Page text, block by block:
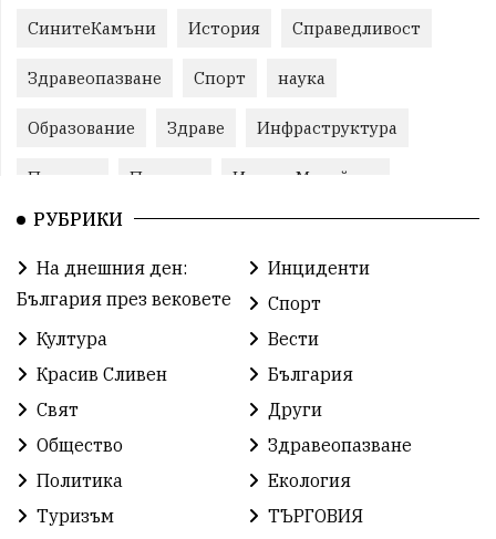
СинитеКамъни История Справедливост
Здравеопазване Спорт наука
Образование Здраве Инфраструктура
Пеевски Протест ИвелинМихайлов
Свобода
Празник ГражданскоОбщество
РадостинВасилев ЛекаАтлетика
ХристоИлиев БългарскоЗемеделие
БългарскиСпорт
ОбщественИнтерес земеделие
ИсторияНаБългария Иновации САЩ
РУБРИКИ
На днешния ден:
България през вековете
Инциденти
Спорт
Култура
Вести
Красив Сливен
България
Свят
Други
Общество
Здравеопазване
Политика
Екология
Туризъм
ТЪРГОВИЯ